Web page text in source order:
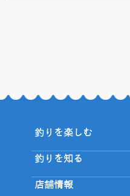
釣りを楽しむ
釣りを知る
店舗情報